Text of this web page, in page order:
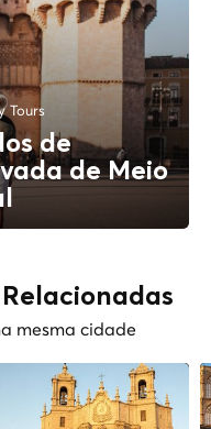
Tours
de
de Meio
mesma cidade